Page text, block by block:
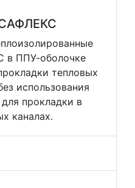
в ППУ-оболочке
тепловых
использования
прокладки в
каналах.